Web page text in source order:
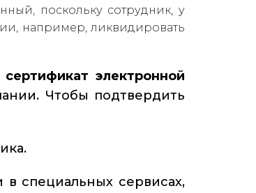
поскольку сотрудник, у
например, ликвидировать
сертификат электронной
Чтобы подтвердить
в специальных сервисах,